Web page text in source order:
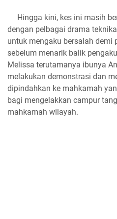
Hingga kini, kes ini masih
dengan pelbagai drama
untuk mengaku bersalah demi
sebelum menarik balik
Melissa terutamanya ibunya
melakukan demonstrasi dan
dipindahkan ke mahkamah
bagi mengelakkan campur
mahkamah wilayah.